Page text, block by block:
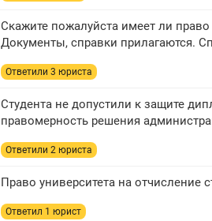
Скажите пожалуйста имеет ли
Документы, справки прилагаются.
Ответили 3 юристa
Студента не допустили к защите
правомерность решения
Ответили 2 юристa
Право университета на отчисление
Ответил 1 юрист